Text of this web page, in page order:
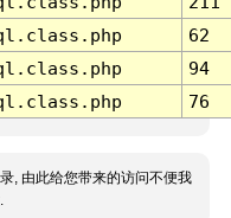
62
94
76
, 由此给您带来的访问不便我